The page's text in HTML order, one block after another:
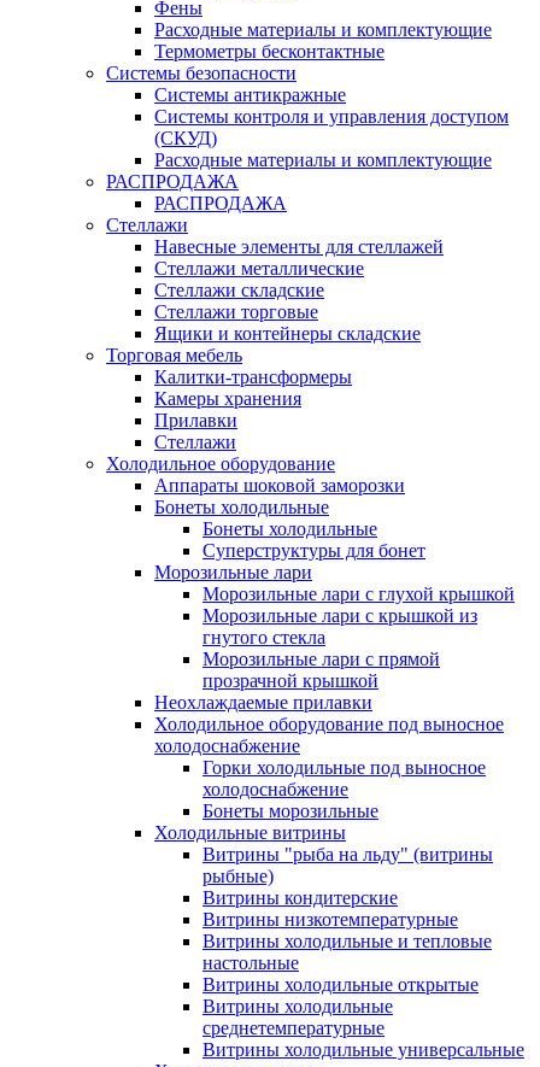
Фены
Расходные материалы и комплектующие
Термометры бесконтактные
Системы безопасности
Системы антикражные
Системы контроля и управления доступом
(СКУД)
Расходные материалы и комплектующие
РАСПРОДАЖА
РАСПРОДАЖА
Стеллажи
Навесные элементы для стеллажей
Стеллажи металлические
Стеллажи складские
Стеллажи торговые
Ящики и контейнеры складские
Торговая мебель
Калитки-трансформеры
Камеры хранения
Прилавки
Стеллажи
Холодильное оборудование
Аппараты шоковой заморозки
Бонеты холодильные
Бонеты холодильные
Суперструктуры для бонет
Морозильные лари
Морозильные лари с глухой крышкой
Морозильные лари с крышкой из
гнутого стекла
Морозильные лари с прямой
прозрачной крышкой
Неохлаждаемые прилавки
Холодильное оборудование под выносное
холодоснабжение
Горки холодильные под выносное
холодоснабжение
Бонеты морозильные
Холодильные витрины
Витрины "рыба на льду" (витрины
рыбные)
Витрины кондитерские
Витрины низкотемпературные
Витрины холодильные и тепловые
настольные
Витрины холодильные открытые
Витрины холодильные
среднетемпературные
Витрины холодильные универсальные